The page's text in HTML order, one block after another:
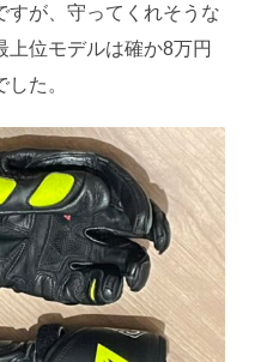
すが、守ってくれそうな
位モデルは確か8万円
た。